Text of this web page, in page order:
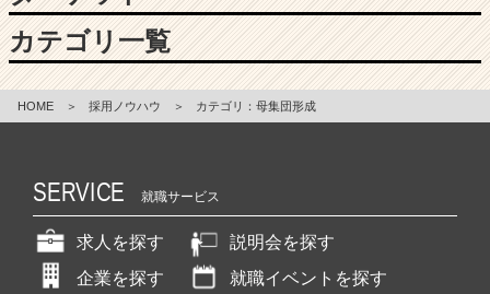
カテゴリ一覧
HOME ＞ 採用ノウハウ ＞ カテゴリ：母集団形成
SERVICE 就職サービス
求人を探す
説明会を探す
企業を探す
就職イベントを探す